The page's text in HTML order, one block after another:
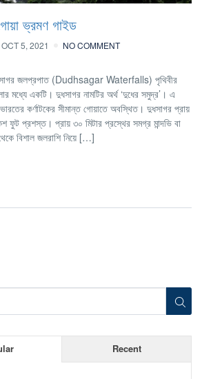
ভ্রমণ গাইড
OCT 5, 2021 NO COMMENT
জলপ্রপাত (Dudhsagar Waterfalls) পৃথিবীর
মধ্যে একটি। দুধসাগর নামটির অর্থ ‘দুধের সমুদ্র’। এ
কর্ণাটকের সীমান্ত গোয়াতে অবস্থিত। দুধসাগর প্রায়
ফুট প্রশস্ত। প্রায় ৩০ মিটার প্রস্থের সমগ্র মান্দভি বা
বিশাল জলরাশি নিয়ে […]
Recent